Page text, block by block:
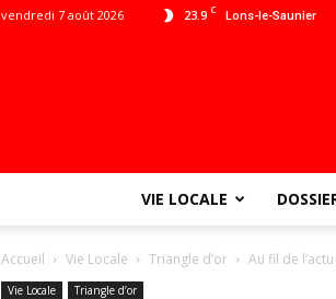
23.9 C Lons-le-Saunier
vendredi 7 août 2026
VIE LOCALE
Accueil Vie Locale Triangle d’or Au fil de
Vie Locale Triangle d’or